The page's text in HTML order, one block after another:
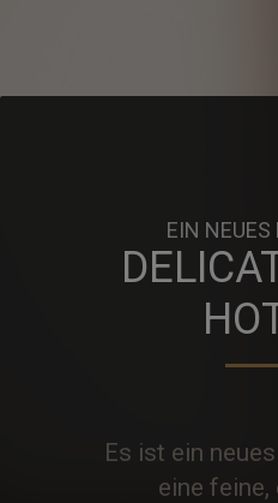
EIN
Es ist ein
eine feine,